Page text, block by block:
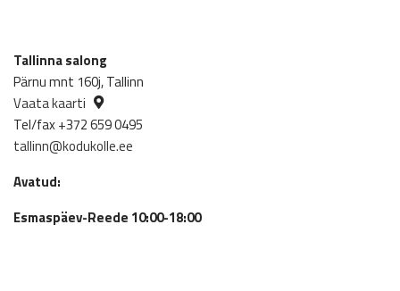
Tallinna salong
Pärnu mnt 160j, Tallinn
Vaata kaarti
Tel/fax +372 659 0495
tallinn@kodukolle.ee
Avatud:
Esmaspäev-Reede 10:00-18:00